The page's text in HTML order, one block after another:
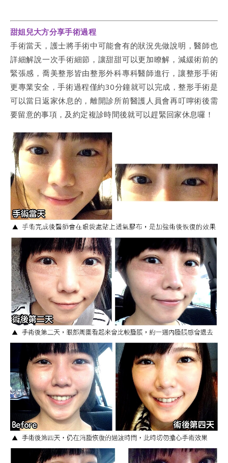
甜姐兒大方分享手術過程
手術當天，護士將手術中可能會有的狀況先做說明，醫師也
詳細解說一次手術細節，讓甜甜可以更加瞭解，減緩術前的
緊張感，喬美整形皆由整形外科專科醫師進行，讓整形手術
更專業安全，手術過程僅約30分鐘就可以完成，整形手術是
可以當日返家休息的，離開診所前醫護人員會再叮嚀術後需
要留意的事項，及約定複診時間後就可以趕緊回家休息囉！